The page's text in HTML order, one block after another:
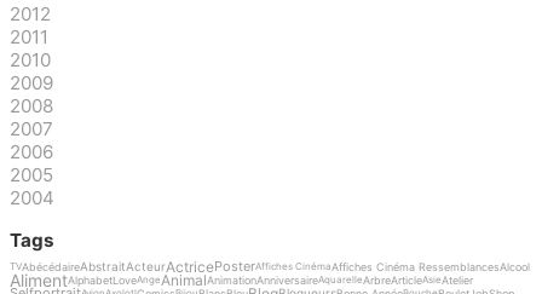
2012
2011
2010
2009
2008
2007
2006
2005
2004
Tags
TVAbécédaireAbstraitActeurActricePosterAffiches CinémaAffiches Cinéma RessemblancesAlcool
AlimentAlphabetLoveAnge AnimalAnimationAnniversaireAquarelleArbreArticleAsieAtelier